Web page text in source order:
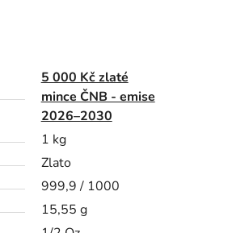
5 000 Kč zlaté
mince ČNB - emise
2026–2030
1 kg
Zlato
999,9 / 1000
15,55 g